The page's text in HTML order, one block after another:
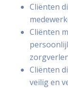
Cliënten
Cliënten
Cliënten
veilig en